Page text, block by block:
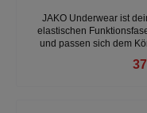
JAKO Underwear ist
elastischen
und passen sich dem
Größengängen von